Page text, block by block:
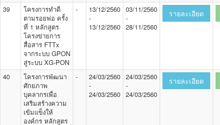
39
โครงการทำดี
ตามรอยพ่อ ครั้ง
ที่ 1 หลักสูตร
โครงข่ายการ
สื่อสาร FTTx
จากระบบ GPON
สู่ระบบ XG-PON
-
13/12/2560
-
13/12/2560
03/11/2560
-
28/11/2560
รายละเอียด
40
โครงการพัฒนา
ศักยภาพ
บุคลากรเพื่อ
เสริมสร้างความ
เข้มแข็งให้
องค์กร หลักสูตร
-
24/03/2560
-
24/03/2560
24/03/2560
-
24/03/2560
รายละเอียด